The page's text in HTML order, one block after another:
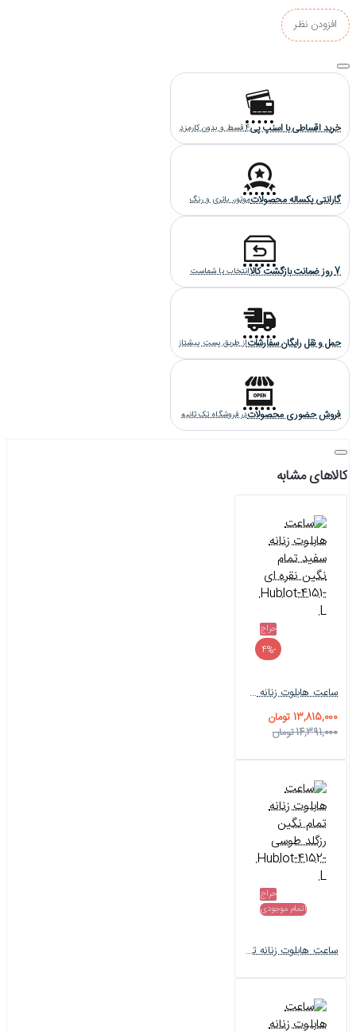
موتور ساعت هابلوت زنانه
میوتا ژآپن می باشد و دارای گارانتی تک ثانیه می باشد.
کیفیت ساخت ساعت هابلوت زنانه نگین دار
کیفیت ساخت این ساعت هابلوت "های کپی" است که بالاترین کیفیت
هایکپی می باشد (گرید A+++).
افزودن نظر
خرید اقساطی با اسنپ پی4 قسط و بدون کارمزد
گارانتی یکساله محصولاتموتور، باتری و رنگ
7 روز ضمانت بازگشت کالا انتخاب با شماست
حمل و نقل رایگان سفارشاتاز طریق پست پیشتاز
فروش حضوری محصولاتدر فروشگاه تک ثانیه
کالاهای مشابه
حراج
-4%
ساعت هابلوت زنانه سفید تمام نگین نقره ای Hublot-4151-L
13,815,000 تومان
14,391,000 تومان
حراج
اتمام موجودی
ساعت هابلوت زنانه تمام نگین رزگلد طوسی Hublot-4152-L